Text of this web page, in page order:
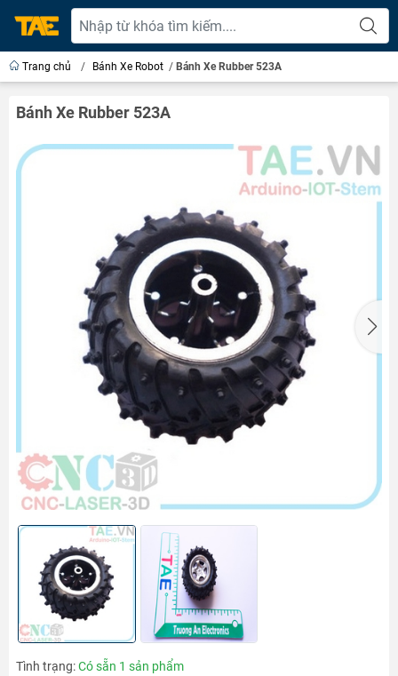
Trang chủ / Bánh Xe Robot / Bánh Xe Rubber 523A
Bánh Xe Rubber 523A
Tình trạng:Có sẵn 1 sản phẩm